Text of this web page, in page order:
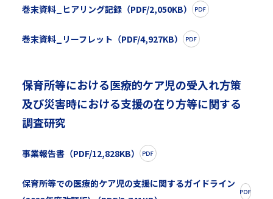
巻末資料_ヒアリング記録（PDF/2,050KB）
巻末資料_リーフレット（PDF/4,927KB）
保育所等における医療的ケア児の受入れ方策
及び災害時における支援の在り方等に関する
調査研究
事業報告書（PDF/12,828KB）
保育所等での医療的ケア児の支援に関するガイドライン